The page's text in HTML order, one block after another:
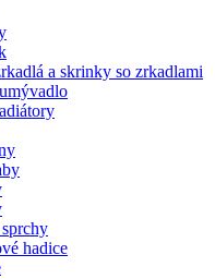
a skrinky so zrkadlami
hadice